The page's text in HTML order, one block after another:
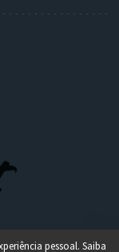
pessoal. Saiba